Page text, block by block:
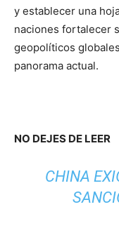
y establecer una
naciones fortalecer
geopolíticos
panorama actual.
NO DEJES DE LEER
CHINA